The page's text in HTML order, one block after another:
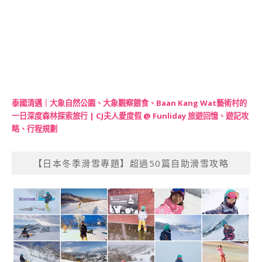
泰國清邁｜大象自然公園、大象觀察餵食、Baan Kang Wat藝術村的
一日深度森林探索旅行 | CJ夫人愛度假 @ Funliday 旅遊回憶、遊記攻
略、行程規劃
【日本冬季滑雪專題】超過50篇自助滑雪攻略